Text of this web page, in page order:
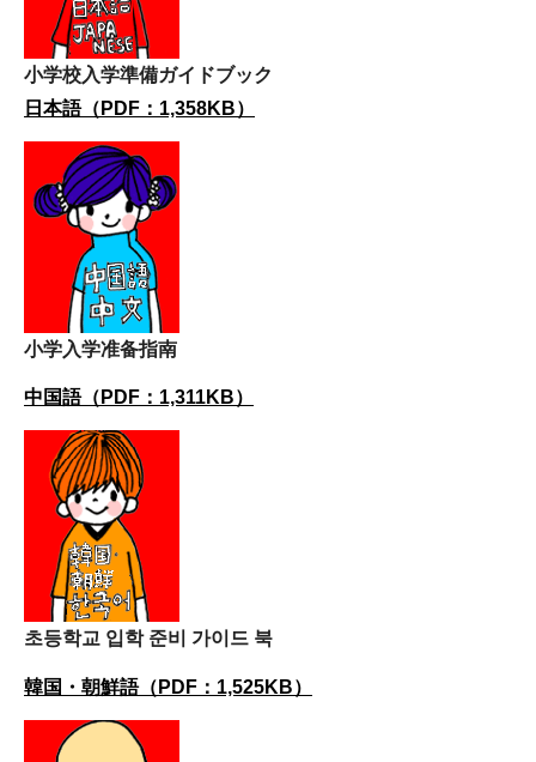
小学校入学準備ガイドブック
日本語（PDF：1,358KB）
小学入学准备指南
中国語（PDF：1,311KB）
초등학교 입학 준비 가이드 북
韓国・朝鮮語（PDF：1,525KB）